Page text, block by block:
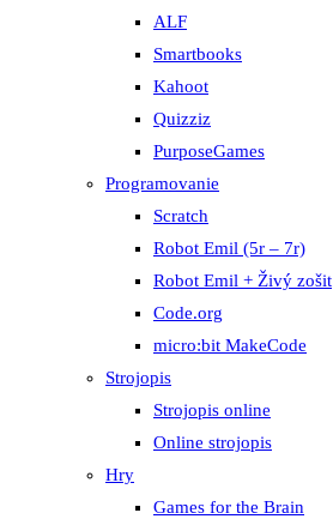
ALF
Smartbooks
Kahoot
Quizziz
PurposeGames
Programovanie
Scratch
Robot Emil (5r – 7r)
Robot Emil + Živý zošit
Code.org
micro:bit MakeCode
Strojopis
Strojopis online
Online strojopis
Hry
Games for the Brain